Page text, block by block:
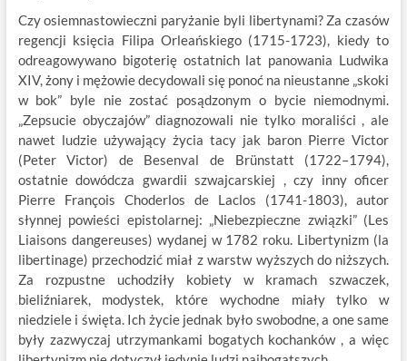
Czy osiemnastowieczni paryżanie byli libertynami? Za czasów
regencji księcia Filipa Orleańskiego (1715-1723), kiedy to
odreagowywano bigoterię ostatnich lat panowania Ludwika
XIV, żony i mężowie decydowali się ponoć na nieustanne „skoki
w bok” byle nie zostać posądzonym o bycie niemodnymi.
„Zepsucie obyczajów” diagnozowali nie tylko moraliści , ale
nawet ludzie używający życia tacy jak baron Pierre Victor
(Peter Victor) de Besenval de Brünstatt (1722–1794),
ostatnie dowódcza gwardii szwajcarskiej , czy inny oficer
Pierre François Choderlos de Laclos (1741-1803), autor
słynnej powieści epistolarnej: „Niebezpieczne związki” (Les
Liaisons dangereuses) wydanej w 1782 roku. Libertynizm (la
libertinage) przechodzić miał z warstw wyższych do niższych.
Za rozpustne uchodziły kobiety w kramach szwaczek,
bieliźniarek, modystek, które wychodne miały tylko w
niedziele i święta. Ich życie jednak było swobodne, a one same
były zazwyczaj utrzymankami bogatych kochanków , a więc